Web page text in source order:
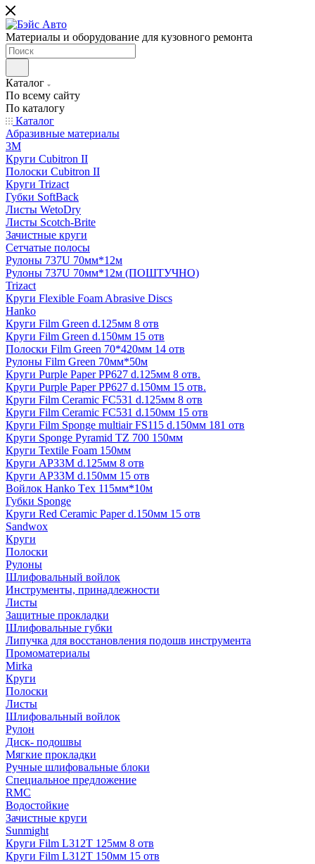
Материалы и оборудование для кузовного ремонта
Каталог
По всему сайту
По каталогу
Каталог
Абразивные материалы
3M
Круги Cubitron II
Полоски Cubitron II
Круги Trizact
Губки SoftBack
Листы WetoDry
Листы Scotch-Brite
Зачистные круги
Сетчатые полосы
Рулоны 737U 70мм*12м
Рулоны 737U 70мм*12м (ПОШТУЧНО)
Trizact
Круги Flexible Foam Abrasive Discs
Hanko
Круги Film Green d.125мм 8 отв
Круги Film Green d.150мм 15 отв
Полоски Film Green 70*420мм 14 отв
Рулоны Film Green 70мм*50м
Круги Purple Paper PP627 d.125мм 8 отв.
Круги Purple Paper PP627 d.150мм 15 отв.
Круги Film Ceramic FC531 d.125мм 8 отв
Круги Film Ceramic FC531 d.150мм 15 отв
Круги Film Sponge multiair FS115 d.150мм 181 отв
Круги Sponge Pyramid TZ 700 150мм
Круги Textile Foam 150мм
Круги AP33M d.125мм 8 отв
Круги AP33M d.150мм 15 отв
Войлок Hanko Tех 115мм*10м
Губки Sponge
Круги Red Ceramic Paper d.150мм 15 отв
Sandwox
Круги
Полоски
Рулоны
Шлифовальный войлок
Инструменты, принадлежности
Листы
Защитные прокладки
Шлифовальные губки
Липучка для восстановления подошв инструмента
Промоматериалы
Mirka
Круги
Полоски
Листы
Шлифовальный войлок
Рулон
Диск- подошвы
Мягкие прокладки
Ручные шлифовальные блоки
Специальное предложение
RMC
Водостойкие
Зачистные круги
Sunmight
Круги Film L312T 125мм 8 отв
Круги Film L312T 150мм 15 отв